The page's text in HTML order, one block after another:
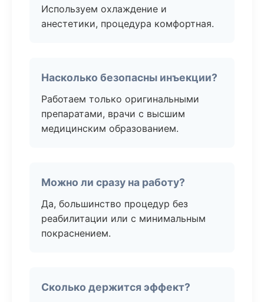
Используем охлаждение и
анестетики, процедура комфортная.
Насколько безопасны инъекции?
Работаем только оригинальными
препаратами, врачи с высшим
медицинским образованием.
Можно ли сразу на работу?
Да, большинство процедур без
реабилитации или с минимальным
покраснением.
Сколько держится эффект?